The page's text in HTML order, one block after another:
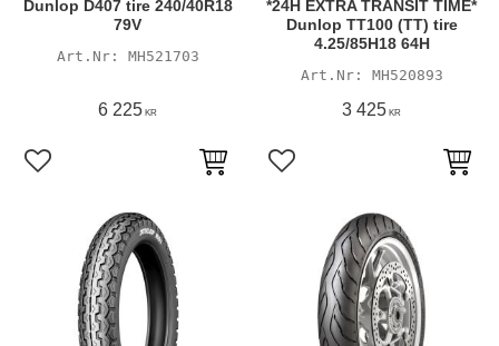
Dunlop D407 tire 240/40R18
79V
MH521703
6 225 KR
Lägg till i favoriter
*24H EXTRA TRANSIT TIME*
Dunlop TT100 (TT) tire
4.25/85H18 64H
MH520893
3 425 KR
Lägg till i favoriter